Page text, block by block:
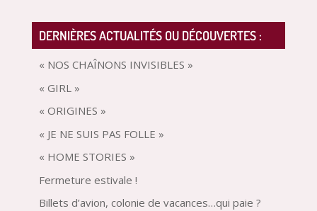
DERNIÈRES ACTUALITÉS OU DÉCOUVERTES :
« NOS CHAÎNONS INVISIBLES »
« GIRL »
« ORIGINES »
« JE NE SUIS PAS FOLLE »
« HOME STORIES »
Fermeture estivale !
Billets d’avion, colonie de vacances…qui paie ?